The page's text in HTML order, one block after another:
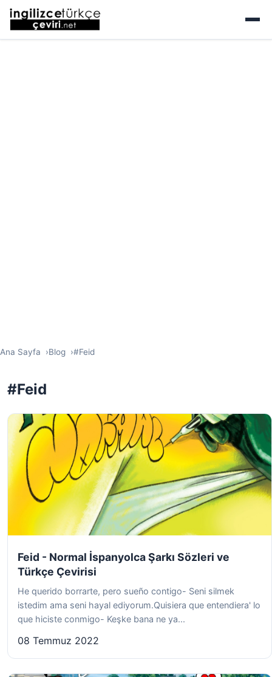
Ana Sayfa Blog #Feid
#Feid
Feid - Normal İspanyolca Şarkı Sözleri ve
Türkçe Çevirisi
He querido borrarte, pero sueño contigo- Seni silmek
istedim ama seni hayal ediyorum.Quisiera que entendiera' lo
que hiciste conmigo- Keşke bana ne ya...
08 Temmuz 2022